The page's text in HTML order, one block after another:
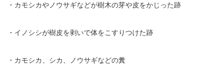
・カモシカやノウサギなどが樹木の芽や皮をかじった跡
・イノシシが樹皮を剥いで体をこすりつけた跡
・カモシカ、シカ、ノウサギなどの糞